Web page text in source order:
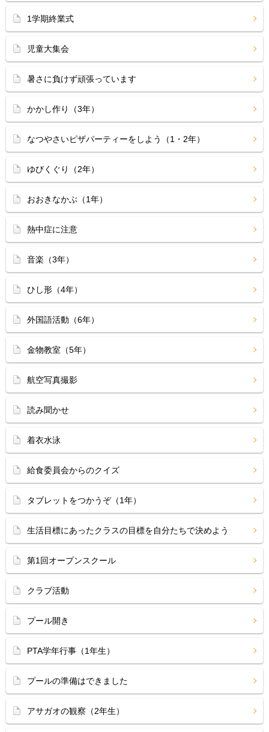
1学期終業式
児童大集会
暑さに負けず頑張っています
かかし作り（3年）
なつやさいピザパーティーをしよう（1・2年）
ゆびくぐり（2年）
おおきなかぶ（1年）
熱中症に注意
音楽（3年）
ひし形（4年）
外国語活動（6年）
金物教室（5年）
航空写真撮影
読み聞かせ
着衣水泳
給食委員会からのクイズ
タブレットをつかうぞ（1年）
生活目標にあったクラスの目標を自分たちで決めよう
第1回オープンスクール
クラブ活動
プール開き
PTA学年行事（1年生）
プールの準備はできました
アサガオの観察（2年生）